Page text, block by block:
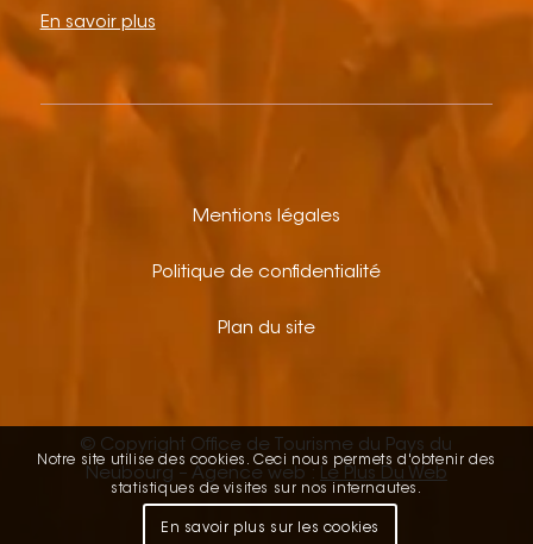
En savoir plus
Mentions légales
Politique de confidentialité
Plan du site
© Copyright Office de Tourisme du Pays du
Neubourg – Agence web : Le Plus Du Web
Notre site utilise des cookies. Ceci nous permets d'obtenir des
statistiques de visites sur nos internautes.
En savoir plus sur les cookies